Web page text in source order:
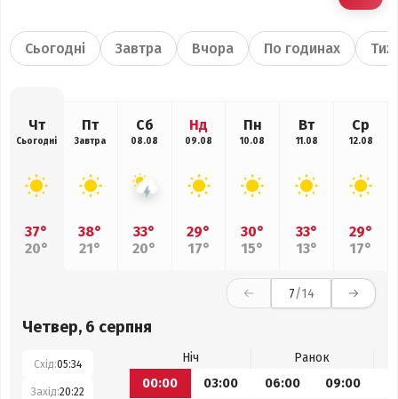
Сьогодні Завтра Вчора По годинах
Чт
Сьогодні
37°
20°
Пт
Завтра
38°
21°
Сб
08.08
33°
20°
Нд
09.08
29°
17°
Пн
10.08
30°
15°
Вт
11.08
33°
13°
Ср
12.08
29°
17°
7/14
Четвер, 6 серпня
Схід:05:34
Захід:20:22
Ніч
Ранок
00:00
03:00 06:00 09:00